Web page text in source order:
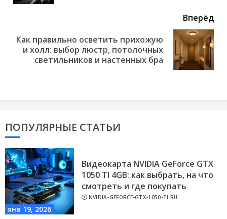
Вперёд
Next
Как правильно осветить прихожую
и холл: выбор люстр, потолочных
светильников и настенных бра
ПОПУЛЯРНЫЕ СТАТЬИ
янв 19, 2026
Видеокарта NVIDIA GeForce GTX
1050 TI 4GB: как выбрать, на что
смотреть и где покупать
NVIDIA-GEFORCE-GTX-1050-TI.RU